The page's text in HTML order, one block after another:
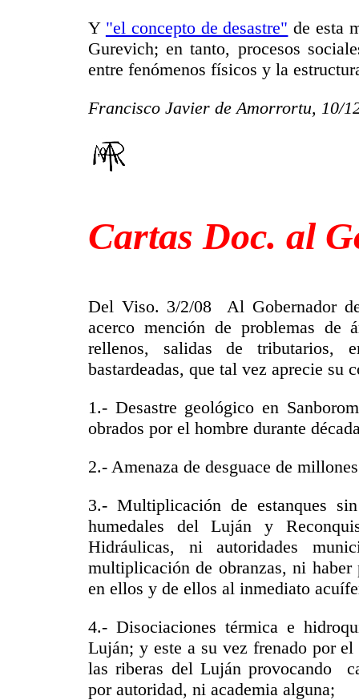
Y "el concepto de desastre" de esta
Gurevich; en tanto, procesos
entre fenómenos físicos y la
Francisco Javier de Amorrortu, 10/
Cartas Doc. al
Del Viso. 3/2/08 Al Gobernador
acerco mención de problemas de
rellenos, salidas de tributarios,
bastardeadas, que tal vez aprecie su
1.- Desastre geológico en
obrados por el hombre durante
2.- Amenaza de desguace de
3.- Multiplicación de estanques
humedales del Luján y
Hidráulicas, ni autoridades
multiplicación de obranzas, ni
en ellos y de ellos al inmediato
4.- Disociaciones térmica e
Luján; y este a su vez frenado por
las riberas del Luján provocando
por autoridad, ni academia alguna;